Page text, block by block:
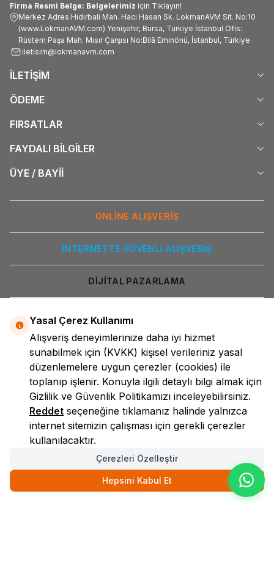
Firma Resmi Belge: Belgelerimiz için Tıklayın!
Merkez Adres:Hıdırbali Mah. Hacı Hasan Sk. LokmanAVM Sit. No:10
(www.LokmanAVM.com) Yenişehir, Bursa, Türkiye İstanbul Ofis:
Rüstem Paşa Mah. Mısır Çarşısı No:Bilâ Eminönü, İstanbul, Türkiye
iletisim@lokmanavm.com
İLETİŞİM
ÖDEME
FIRSATLAR
FAYDALI BİLGİLER
ÜYE / BAYİİ
ONLİNE ALIŞVERİŞ
İNTERNETTE GÜVENLİ ALIŞVERİŞ
DİJİTAL PAZARLAMA
LokmanAVM
Yasal Çerez Kullanımı
Alışveriş deneyimlerinize daha iyi hizmet
sunabilmek için (KVKK) kişisel verileriniz yasal
düzenlemelere uygun çerezler (cookies) ile
toplanıp işlenir. Konuyla ilgili detaylı bilgi almak için
Gizlilik ve Güvenlik Politikamızı inceleyebilirsiniz.
Reddet seçeneğine tıklamanız halinde yalnızca
internet sitemizin çalışması için gerekli çerezler
kullanılacaktır.
Çerezleri Özelleştir
Hepsini Kabul Et